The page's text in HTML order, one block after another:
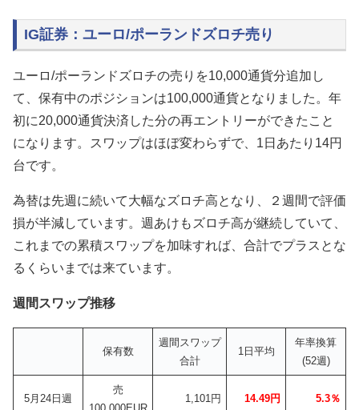
IG証券：ユーロ/ポーランドズロチ売り
ユーロ/ポーランドズロチの売りを10,000通貨分追加し
て、保有中のポジションは100,000通貨となりました。年
初に20,000通貨決済した分の再エントリーができたこと
になります。スワップはほぼ変わらずで、1日あたり14円
台です。
為替は先週に続いて大幅なズロチ高となり、２週間で評価
損が半減しています。週あけもズロチ高が継続していて、
これまでの累積スワップを加味すれば、合計でプラスとな
るくらいまでは来ています。
週間スワップ推移
保有数
週間スワップ
合計
1日平均
年率換算
(52週)
5月24日週
売
1,101円 14.49円 5.3％